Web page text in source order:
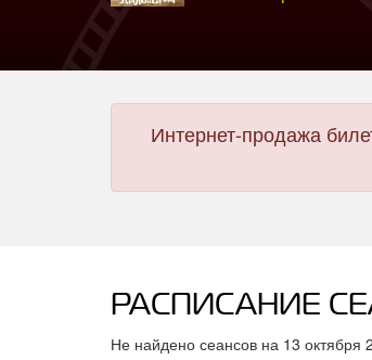
Интернет-продажа
РАСПИСАНИЕ
Не найдено сеансов на 13 октября